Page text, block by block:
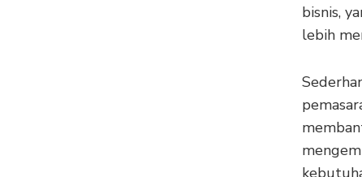
bisnis,
lebih